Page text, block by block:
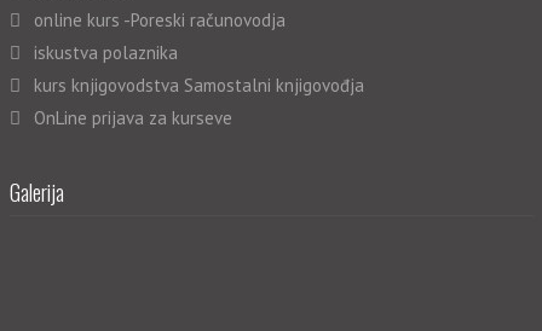
online kurs -Poreski računovodja
iskustva polaznika
kurs knjigovodstva Samostalni knjigovođja
OnLine prijava za kurseve
Galerija